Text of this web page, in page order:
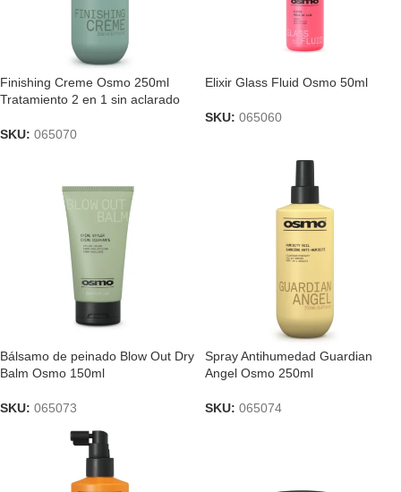
Finishing Creme Osmo 250ml
Tratamiento 2 en 1 sin aclarado
SKU: 065070
Elixir Glass Fluid Osmo 50ml
SKU: 065060
Bálsamo de peinado Blow Out Dry
Balm Osmo 150ml
SKU: 065073
Spray Antihumedad Guardian
Angel Osmo 250ml
SKU: 065074